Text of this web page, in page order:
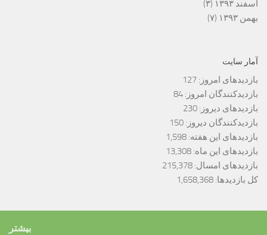
اسفند ۱۳۹۳
(۳)
بهمن ۱۳۹۳
(۷)
آمار سایت
بازدیدهای امروز: 127
بازدیدکنندگان امروز: 84
بازدیدهای دیروز: 230
بازدیدکنندگان دیروز: 150
بازدیدهای این هفته: 1,598
بازدیدهای این ماه: 13,308
بازدیدهای امسال: 215,378
کل بازدیدها: 1,658,368
بیشتر